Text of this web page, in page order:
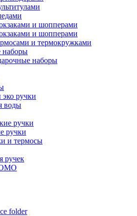
и шопперами
и шопперами
и термокружками
наборы
наборы
ручки
воды
ручки
ручки
и термосы
ручек
folder